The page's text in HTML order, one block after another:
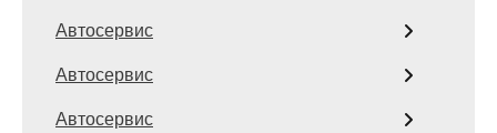
Автосервис
Автосервис
Автосервис